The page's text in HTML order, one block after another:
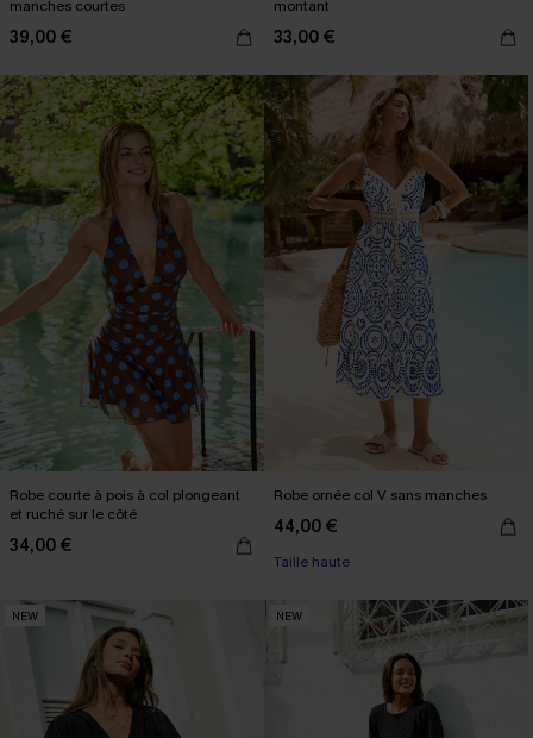
manches courtes
39,00 €
montant
33,00 €
Robe courte à pois à col plongeant
et ruché sur le côté
34,00 €
Robe ornée col V sans manches
44,00 €
Taille haute
NEW NEW